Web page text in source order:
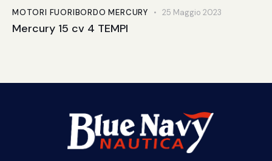
MOTORI FUORIBORDO MERCURY 25 Maggio 2023
Mercury 15 cv 4 TEMPI